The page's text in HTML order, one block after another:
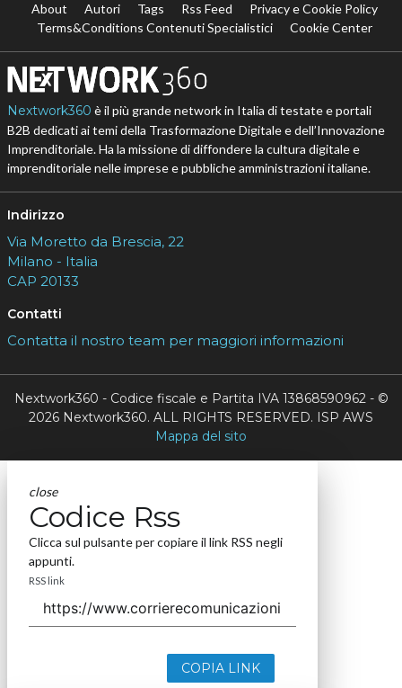
About Autori Tags Rss Feed
Privacy e Cookie Policy
Terms&Conditions Contenuti Specialistici
Cookie Center
Nextwork360 è il più grande network in Italia di testate e portali
B2B dedicati ai temi della Trasformazione Digitale e dell’Innovazione
Imprenditoriale. Ha la missione di diffondere la cultura digitale e
imprenditoriale nelle imprese e pubbliche amministrazioni italiane.
Indirizzo
Via Moretto da Brescia, 22
Milano - Italia
CAP 20133
Contatti
Contatta il nostro team per maggiori informazioni
Nextwork360 - Codice fiscale e Partita IVA 13868590962 - ©
2026 Nextwork360. ALL RIGHTS RESERVED. ISP AWS
Mappa del sito
close
Codice Rss
Clicca sul pulsante per copiare il link RSS negli
appunti.
RSS link
COPIA LINK